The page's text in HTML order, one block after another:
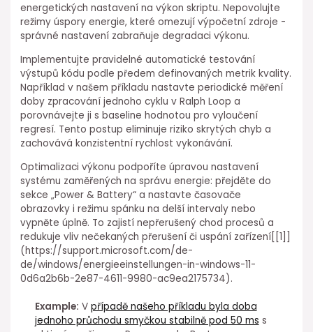
energetických nastavení na výkon skriptu. Nepovolujte
režimy úspory energie, které⁤ omezují výpočetní zdroje -⁢
správné nastavení zabraňuje degradaci výkonu.
Implementujte pravidelné automatické testování
výstupů ⁢kódu podle předem definovaných metrik kvality.
Například v ⁣našem příkladu nastavte periodické měření⁣
doby zpracování jednoho cyklu⁢ v Ralph Loop a
porovnávejte ji ⁣s baseline hodnotou pro vyloučení
regresí. Tento postup eliminuje riziko skrytých chyb a
zachovává konzistentní rychlost vykonávání.
Optimalizaci výkonu podpoříte úpravou nastavení
systému zaměřených na správu energie: přejděte do
sekce „Power & Battery“ a nastavte časovače
obrazovky i režimu spánku na delší intervaly nebo
vypněte úplně. To zajistí nepřerušený chod procesů a
redukuje vliv nečekaných přerušení či uspání zařízení[[1]]
(https://support.microsoft.com/de-
de/windows/energieeinstellungen-in-windows-11-
0d6a2b6b-2e87-4611-9980-ac9ea2175734).
Example: V případě našeho příkladu byla doba
jednoho průchodu smyčkou stabilně pod 50 ms s